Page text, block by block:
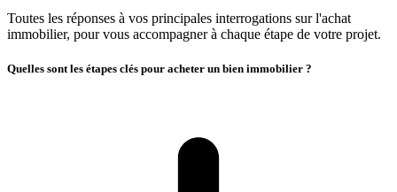
Toutes les réponses à vos principales interrogations sur l'achat
immobilier, pour vous accompagner à chaque étape de votre projet.
Quelles sont les étapes clés pour acheter un bien immobilier ?